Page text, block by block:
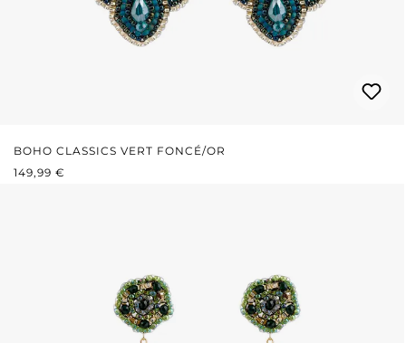
BOHO CLASSICS VERT FONCÉ/OR
PRIX RÉGULIER :
149,99 €